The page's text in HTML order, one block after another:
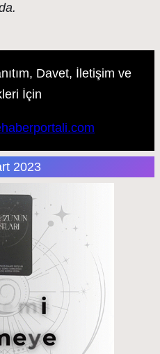
Davet, İletişim ve
İçin
2023